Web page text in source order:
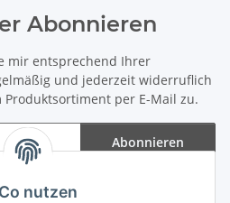
nutzen
Abonnieren
mir entsprechend Ihrer
und jederzeit widerruflich
per E-Mail zu.
Abonnieren